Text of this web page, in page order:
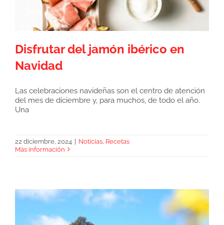
Disfrutar del jamón ibérico en
Navidad
Las celebraciones navideñas son el centro de atención
del mes de diciembre y, para muchos, de todo el año.
Una
22 diciembre, 2024 Noticias Recetas
Más información